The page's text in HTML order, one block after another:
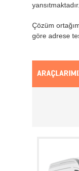
yansıtmaktadır.
Çözüm
göre adrese